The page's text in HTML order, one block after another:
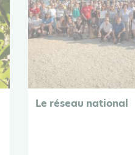
Le réseau national